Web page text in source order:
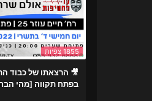
1855 צפיות
🎥 הרצאתו של כבוד
בפתח תקווה [מהי הבחירה